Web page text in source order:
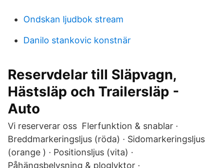
Ondskan ljudbok stream
Danilo stankovic konstnär
Reservdelar till Släpvagn,
Hästsläp och Trailersläp -
Auto
Vi reserverar oss Flerfunktion & snablar ·
Breddmarkeringsljus (röda) · Sidomarkeringsljus
(orange ) · Positionsljus (vita) ·
Påhängsbelysning & ploglyktor ·